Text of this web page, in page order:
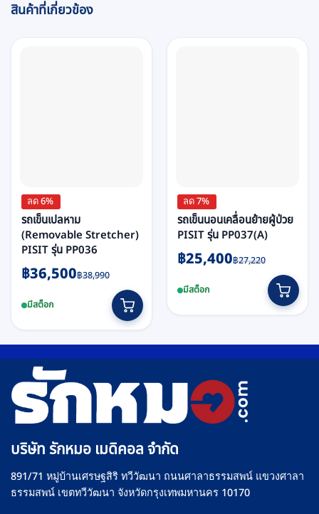
สินค้าที่เกี่ยวข้อง
ลด 6%
รถเข็นเปลหาม
(Removable Stretcher)
PISIT รุ่น PP036
฿38,990
Original
was:
฿36,500
Current
is:มีสต็อก
ลด 7%
รถเข็นนอนเคลื่อนย้ายผู้ป่วย
PISIT รุ่น PP037(A)
฿27,220
Original
was:
฿25,400
Current
is:มีสต็อก
บริษัท รักหมอ เมดิคอล จำกัด
891/71 หมู่บ้านเศรษฐสิริ ทวีวัฒนา ถนนศาลาธรรมสพน์ แขวงศาลา
ธรรมสพน์ เขตทวีวัฒนา จังหวัดกรุงเทพมหานคร 10170